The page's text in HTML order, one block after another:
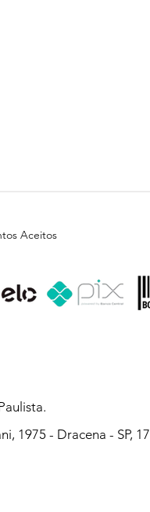
Aceitos
1975 - Dracena - SP,